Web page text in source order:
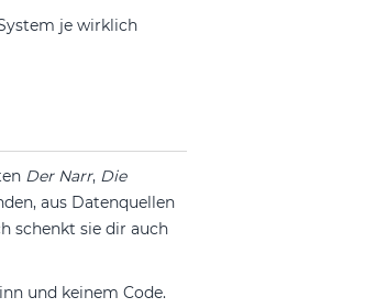
je wirklich
Der Narr, Die
aus Datenquellen
schenkt sie dir auch
und keinem Code.